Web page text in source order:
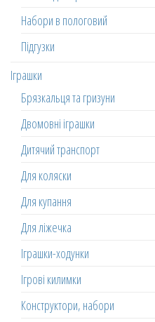
Набори в пологовий
Підгузки
Іграшки
Брязкальця та гризуни
Двомовні іграшки
Дитячий транспорт
Для коляски
Для купання
Для ліжечка
Іграшки-ходунки
Ігрові килимки
Конструктори, набори